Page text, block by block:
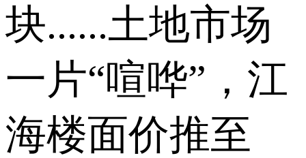
块......土地市场
一片“喧哗”，江
海楼面价推至